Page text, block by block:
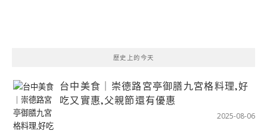
歷史上的今天
台中美食｜崇德路宮亭御膳九宮格料理,好
吃又實惠,父親節還有優惠
2025-08-06